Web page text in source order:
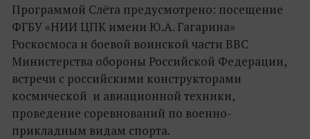
Программой Слёта предусмотрено: посещение
ФГБУ «НИИ ЦПК имени Ю.А. Гагарина»
Роскосмоса и боевой воинской части ВВС
Министерства обороны Российской Федерации,
встречи с российскими конструкторами
космической и авиационной техники,
проведение соревнований по военно-
прикладным видам спорта.